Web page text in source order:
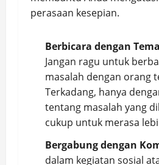
perasaan kesepian.
Berbicara dengan
Jangan ragu untuk
masalah dengan orang
Terkadang, hanya
tentang masalah yang
cukup untuk merasa
Bergabung dengan
dalam kegiatan sosial